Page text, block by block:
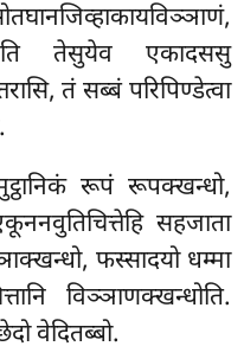
तेसुयेव एकादससु
तं सब्बं परिपिण्डेत्वा
रूपं रूपक्खन्धो,
सहजाता
फस्सादयो धम्मा
विञ्ञाणक्खन्धोति.
वेदितब्बो.